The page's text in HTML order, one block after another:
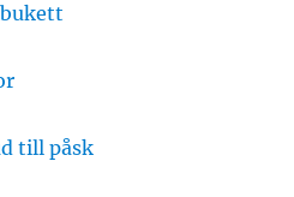
till påsk